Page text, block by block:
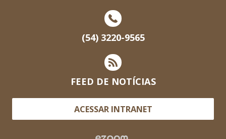
(54) 3220-9565
FEED DE NOTÍCIAS
ACESSAR INTRANET